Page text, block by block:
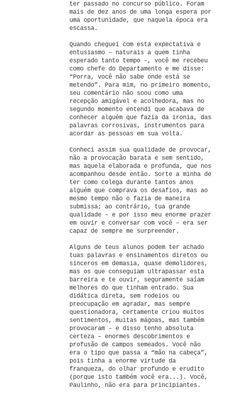
ter passado no concurso público. Foram
mais de dez anos de uma longa espera por
uma oportunidade, que naquela época era
escassa.
Quando cheguei com esta expectativa e
entusiasmo – naturais a quem tinha
esperado tanto tempo –, você me recebeu
como chefe do Departamento e me disse:
“Porra, você não sabe onde está se
metendo”. Para mim, no primeiro momento,
seu comentário não soou como uma
recepção amigável e acolhedora, mas no
segundo momento entendi que acabava de
conhecer alguém que fazia da ironia, das
palavras corrosivas, instrumentos para
acordar as pessoas em sua volta.
Conheci assim sua qualidade de provocar,
não a provocação barata e sem sentido,
mas aquela elaborada e profunda, que nos
acompanhou desde então. Sorte a minha de
ter como colega durante tantos anos
alguém que comprava os desafios, mas ao
mesmo tempo não o fazia de maneira
submissa; ao contrário, tua grande
qualidade – e por isso meu enorme prazer
em ouvir e conversar com você – era ser
capaz de sempre me surpreender.
Alguns de teus alunos podem ter achado
tuas palavras e ensinamentos diretos ou
sinceros em demasia, quase demolidores,
mas os que conseguiam ultrapassar esta
barreira e te ouvir, seguramente saíam
melhores do que tinham entrado. Sua
didática direta, sem rodeios ou
preocupação em agradar, mas sempre
questionadora, certamente criou muitos
sentimentos, muitas mágoas, mas também
provocaram – e disso tenho absoluta
certeza – enormes descobrimentos e
profusão de campos semeados. Você não
era o tipo que passa a “mão na cabeça”,
pois tinha a enorme virtude da
franqueza, do olhar profundo e erudito
(porque isto também você era...). Você,
Paulinho, não era para principiantes.